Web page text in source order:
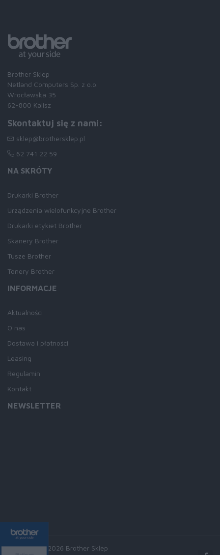
Brother Sklep
Netland Computers Sp. z o.o.
Wrocławska 35
62-800 Kalisz
Skontaktuj się z nami:
sklep@brothersklep.pl
62 741 22 59
NA SKRÓTY
Drukarki Brother
Urządzenia wielofunkcyjne Brother
Drukarki etykiet Brother
Skanery Brother
Tusze Brother
Tonery Brother
INFORMACJE
Aktualności
O nas
Dostawa i płatności
Leasing
Regulamin
Kontakt
NEWSLETTER
Copyright © 2026 Brother Sklep